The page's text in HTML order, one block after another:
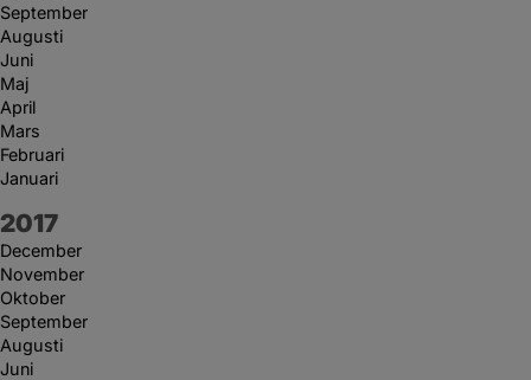
September
Augusti
Juni
Maj
April
Mars
Februari
Januari
År:
2017
December
November
Oktober
September
Augusti
Juni